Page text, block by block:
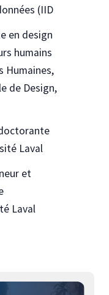
(IID
en design
humains
Humaines,
de Design,
Laval
et
Laval